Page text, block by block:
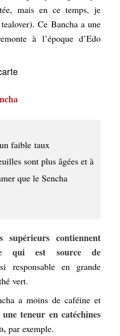
mais en ce temps, je
Ce Bancha a une
à l’époque d’Edo
faible taux
sont plus âgées et à
que le Sencha
supérieurs contiennent
qui est source de
responsable en grande
vert.
a moins de caféine et
une teneur en catéchines
par exemple.